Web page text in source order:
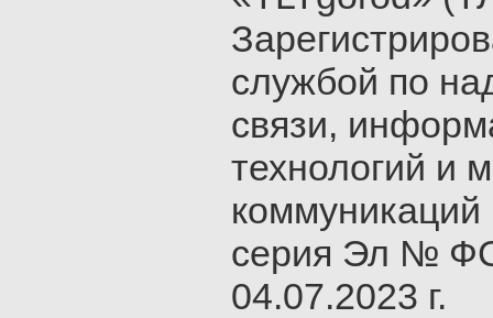
службой по
связи,
технологий и
серия Эл №
04.07.2023 г.